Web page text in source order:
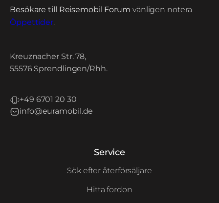
Besökare till Reisemobil Forum vänligen notera
Öppettider.
Kreuznacher Str. 78,
55576 Sprendlingen/Rhh.
+49 6701 20 30
info@euramobil.de
Service
Sök efter återförsäljare
Hitta fordon